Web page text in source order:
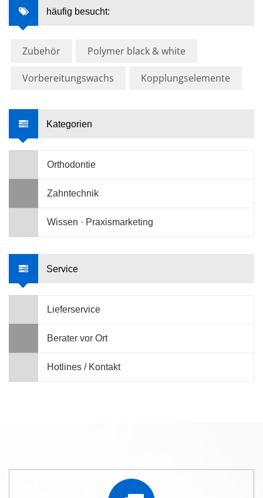
häufig besucht:
Zubehör Polymer black & white
Vorbereitungswachs Kopplungselemente
Kategorien
Orthodontie
Zahntechnik
Wissen · Praxismarketing
Service
Lieferservice
Berater vor Ort
Hotlines / Kontakt